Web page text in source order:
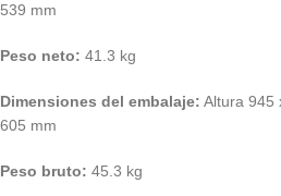
539 mm
Peso neto: 41.3 kg
Dimensiones del embalaje: Altura 945
605 mm
Peso bruto: 45.3 kg